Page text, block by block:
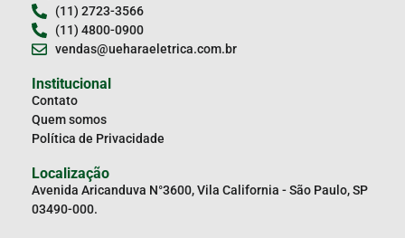
(11) 2723-3566
(11) 4800-0900
vendas@ueharaeletrica.com.br
Institucional
Contato
Quem somos
Política de Privacidade
Localização
Avenida Aricanduva N°3600, Vila California - São Paulo, SP
03490-000.